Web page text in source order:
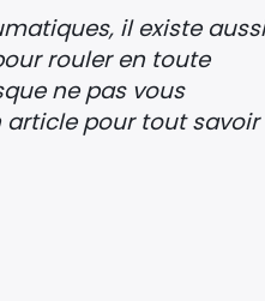
il existe aussi
rouler en toute
ne pas vous
article pour tout savoir